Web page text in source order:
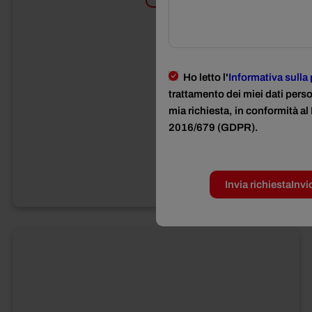
Ho letto l'Informativa sulla
trattamento dei miei dati
mia richiesta, in conformità al
2016/679 (GDPR).
Invia richiesta